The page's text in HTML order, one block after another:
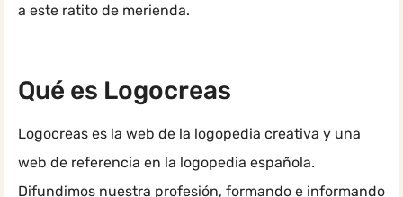
a este ratito de merienda.
Qué es Logocreas
Logocreas es la web de la logopedia creativa y una
web de referencia en la logopedia española.
Difundimos nuestra profesión, formando e informando